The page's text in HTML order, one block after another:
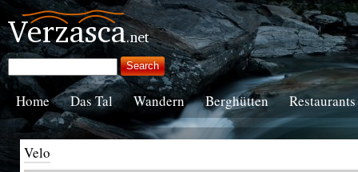
Home Das Tal Wandern Berghütten Restaurants
Velo